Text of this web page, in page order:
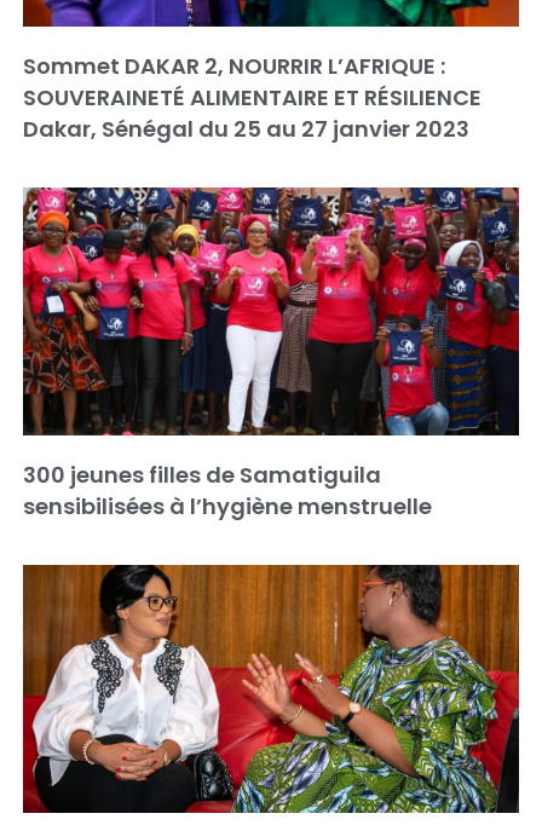
Sommet DAKAR 2, NOURRIR L’AFRIQUE :
SOUVERAINETÉ ALIMENTAIRE ET RÉSILIENCE
Dakar, Sénégal du 25 au 27 janvier 2023
300 jeunes filles de Samatiguila
sensibilisées à l’hygiène menstruelle